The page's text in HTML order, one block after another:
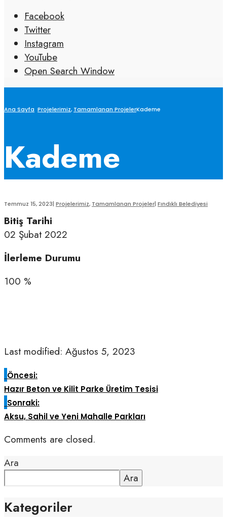
Facebook
Twitter
Instagram
YouTube
Open Search Window
Ana Sayfa Projelerimiz, Tamamlanan ProjelerKademe
Kademe
Temmuz 15, 2023| Projelerimiz, Tamamlanan Projeler| Fındıklı Belediyesi
Bitiş Tarihi
02 Şubat 2022
İlerleme Durumu
100 %
Last modified: Ağustos 5, 2023
Öncesi:
Hazır Beton ve Kilit Parke Üretim Tesisi
Sonraki:
Aksu, Sahil ve Yeni Mahalle Parkları
Comments are closed.
Ara
Ara
Kategoriler